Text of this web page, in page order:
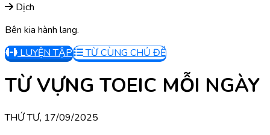
Dịch
Bên kia hành lang.
LUYỆN TẬP
TỪ CÙNG CHỦ ĐỀ
TỪ VỰNG TOEIC MỖI NGÀY
THỨ TƯ, 17/09/2025